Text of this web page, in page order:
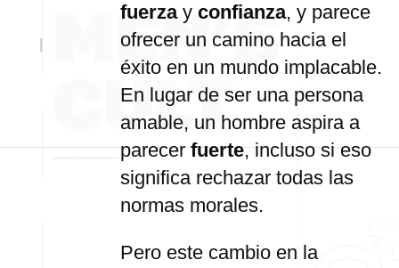
fuerza y confianza, y parece
ofrecer un camino hacia el
éxito en un mundo implacable.
En lugar de ser una persona
amable, un hombre aspira a
parecerfuerte,inclusosieso
significa rechazar todas las
normas morales.
Pero este cambio en la